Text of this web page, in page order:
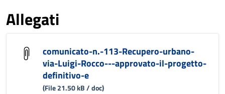
Allegati
comunicato-n.-113-Recupero-urbano-
via-Luigi-Rocco---approvato-il-progetto-
definitivo-e
(File 21.50 kB / doc)